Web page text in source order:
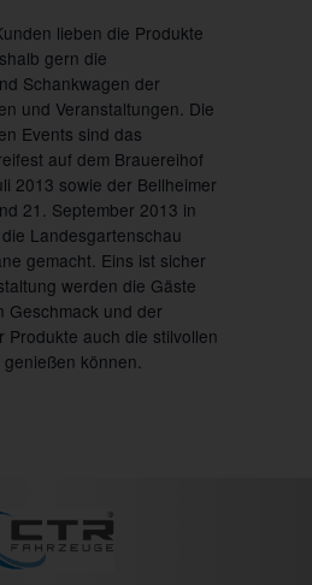
lieben die Produkte
gern die
Schankwagen der
und Veranstaltungen. Die
Events sind das
auf dem Brauereihof
2013 sowie der Bellheimer
21. September 2013 in
Landesgartenschau
gemacht. Eins ist sicher
werden die Gäste
Geschmack und der
Produkte auch die stilvollen
können.